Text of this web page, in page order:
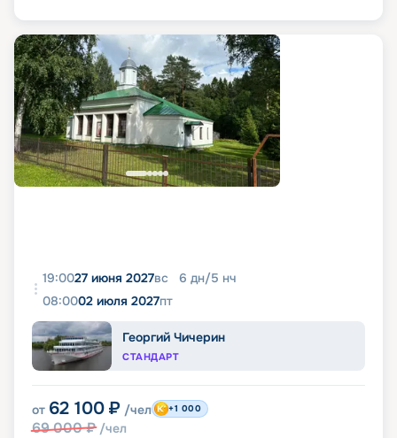
19:0027 июня 2027вс 6 дн/5 нч
08:0002 июля 2027пт
Георгий Чичерин
СТАНДАРТ
от 62 100 ₽ /чел
69 000₽ /чел
+1 000